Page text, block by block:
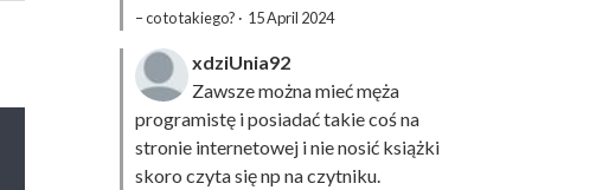
– co to takiego? · 15 April 2024
xdziUnia92
Zawsze można mieć męża
programistę i posiadać takie coś na
stronie internetowej i nie nosić książki
skoro czyta się np na czytniku.